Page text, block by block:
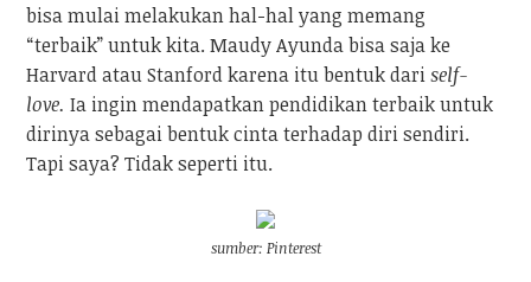
bisa mulai melakukan hal-hal yang memang
“terbaik” untuk kita. Maudy Ayunda bisa saja ke
Harvard atau Stanford karena itu bentuk dariself-
love.Ia ingin mendapatkan pendidikan terbaik untuk
dirinya sebagai bentuk cinta terhadap diri sendiri.
Tapi saya? Tidak seperti itu.
sumber: Pinterest